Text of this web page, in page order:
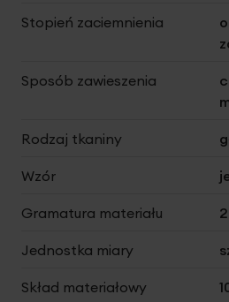
Stopień zaciemnienia
Sposób zawieszenia
Rodzaj tkaniny
Wzór
Gramatura materiału
Jednostka miary
Skład materiałowy